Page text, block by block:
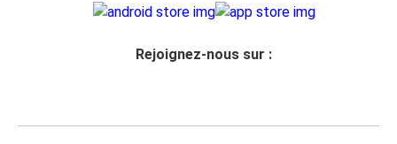
Rejoignez-nous sur :